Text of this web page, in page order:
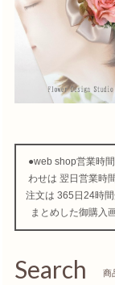
●web shop営業時
わせは 翌日営業時
注文は 365日24時
まとめした御購入
Search 商